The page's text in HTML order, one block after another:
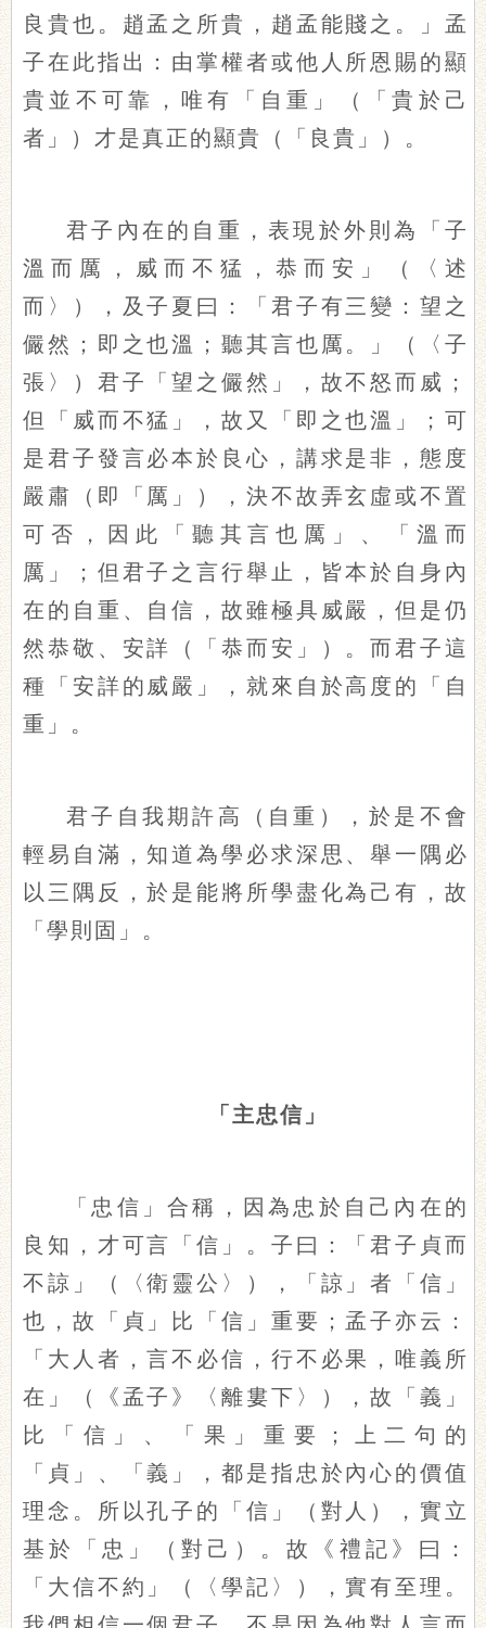
良貴也。趙孟之所貴，趙孟能賤之。」孟
子在此指出：由掌權者或他人所恩賜的顯
貴並不可靠，唯有「自重」（「貴於己
者」）才是真正的顯貴（「良貴」）。
君子內在的自重，表現於外則為「子
溫而厲，威而不猛，恭而安」（〈述
而〉），及子夏曰：「君子有三變：望之
儼然；即之也溫；聽其言也厲。」（〈子
張〉）君子「望之儼然」，故不怒而威；
但「威而不猛」，故又「即之也溫」；可
是君子發言必本於良心，講求是非，態度
嚴肅（即「厲」），決不故弄玄虛或不置
可否，因此「聽其言也厲」、「溫而
厲」；但君子之言行舉止，皆本於自身內
在的自重、自信，故雖極具威嚴，但是仍
然恭敬、安詳（「恭而安」）。而君子這
種「安詳的威嚴」，就來自於高度的「自
重」。
君子自我期許高（自重），於是不會
輕易自滿，知道為學必求深思、舉一隅必
以三隅反，於是能將所學盡化為己有，故
「學則固」。
「主忠信」
「忠信」合稱，因為忠於自己內在的
良知，才可言「信」。子曰：「君子貞而
不諒」（〈衛靈公〉），「諒」者「信」
也，故「貞」比「信」重要；孟子亦云：
「大人者，言不必信，行不必果，唯義所
在」（《孟子》〈離婁下〉），故「義」
比「信」、「果」重要；上二句的
「貞」、「義」，都是指忠於內心的價值
理念。所以孔子的「信」（對人），實立
基於「忠」（對己）。故《禮記》曰：
「大信不約」（〈學記〉），實有至理。